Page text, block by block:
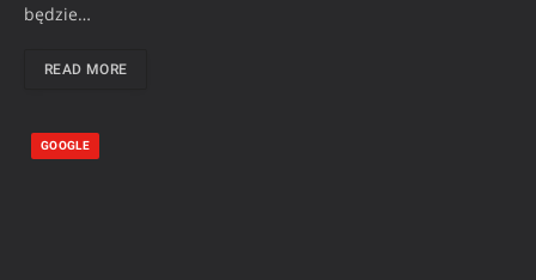
będzie…
READ MORE
GOOGLE